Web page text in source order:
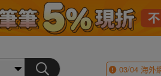
03/04海外